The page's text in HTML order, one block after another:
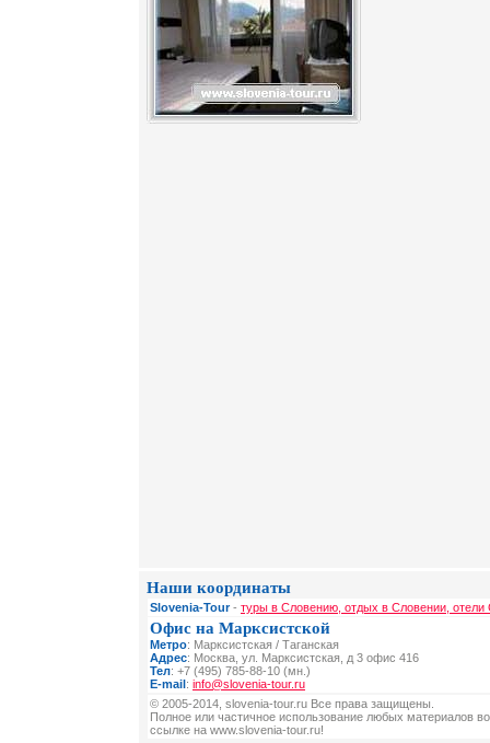
Наши координаты
Slovenia-Tour- туры в Словению, отдых в Словении,
Офис на Марксистской
Метро: Марксистская / Таганская
Адрес: Москва, ул. Марксистская, д 3 офис 416
Тел: +7 (495) 785-88-10 (мн.)
E-mail: info@slovenia-tour.ru
© 2005-2014, slovenia-tour.ru Все права защищены.
Полное или частичное использование любых материалов
ссылке на www.slovenia-tour.ru!